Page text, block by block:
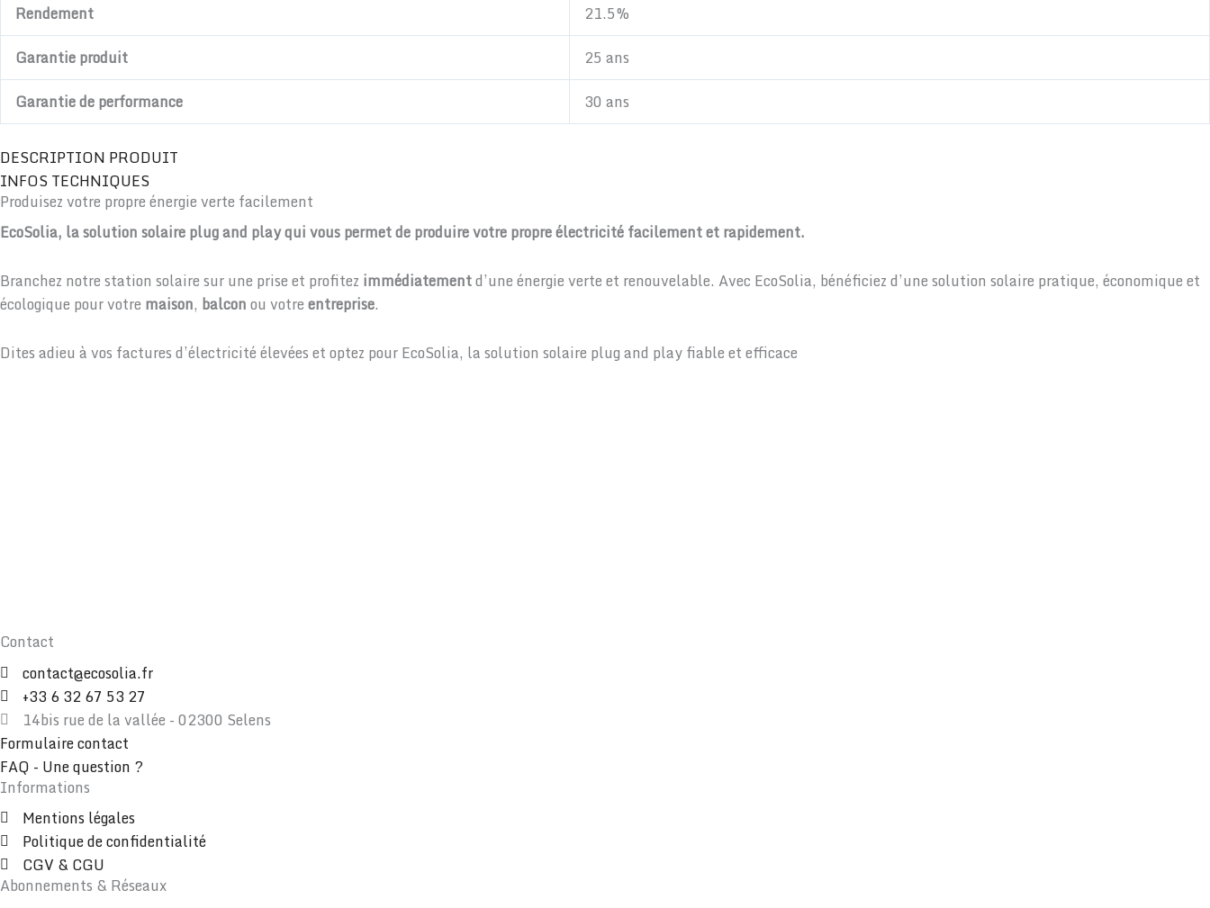
Rendement
21.5%
Garantie produit
25 ans
Garantie de performance
30 ans
DESCRIPTION PRODUIT
INFOS TECHNIQUES
Produisez votre propre énergie verte facilement
EcoSolia, la solution solaire plug and play qui vous permet de produire votre propre électricité facilement et rapidement.
Branchez notre station solaire sur une prise et profitez immédiatementd’une énergie verte et renouvelable. Avec EcoSolia, bénéficiez d’une solution solaire pratique, économique et
écologique pour votre maison, balconou votreentreprise.
Dites adieu à vos factures d’électricité élevées et optez pour EcoSolia, la solution solaire plug and play fiable et efficace
Contact
contact@ecosolia.fr
+33 6 32 67 53 27
14bis rue de la vallée - 02300 Selens
Formulaire contact
FAQ - Une question ?
Informations
Mentions légales
Politique de confidentialité
CGV & CGU
Abonnements & Réseaux